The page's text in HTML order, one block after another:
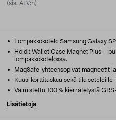
(sis. ALV:n)
Lompakkokotelo Samsung Galaxy
Holdit Wallet Case Magnet Plus –
lompakkokotelossa.
MagSafe-yhteensopivat magneetit
Kuusi korttitaskua sekä tila seteleille
Valmistettu 100 % kierrätetystä
Lisätietoja